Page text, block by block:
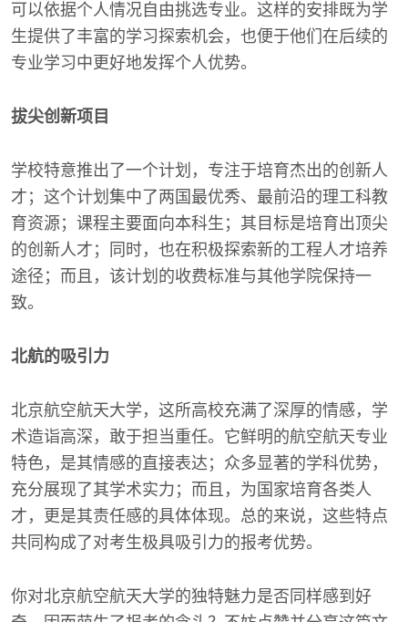
可以依据个人情况自由挑选专业。这样的安排既为学
生提供了丰富的学习探索机会，也便于他们在后续的
专业学习中更好地发挥个人优势。
拔尖创新项目
学校特意推出了一个计划，专注于培育杰出的创新人
才；这个计划集中了两国最优秀、最前沿的理工科教
育资源；课程主要面向本科生；其目标是培育出顶尖
的创新人才；同时，也在积极探索新的工程人才培养
途径；而且，该计划的收费标准与其他学院保持一
致。
北航的吸引力
北京航空航天大学，这所高校充满了深厚的情感，学
术造诣高深，敢于担当重任。它鲜明的航空航天专业
特色，是其情感的直接表达；众多显著的学科优势，
充分展现了其学术实力；而且，为国家培育各类人
才，更是其责任感的具体体现。总的来说，这些特点
共同构成了对考生极具吸引力的报考优势。
你对北京航空航天大学的独特魅力是否同样感到好